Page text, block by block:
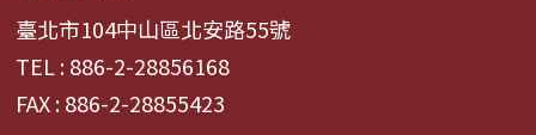
臺北市104中山區北安路55號
TEL : 886-2-28856168
FAX : 886-2-28855423